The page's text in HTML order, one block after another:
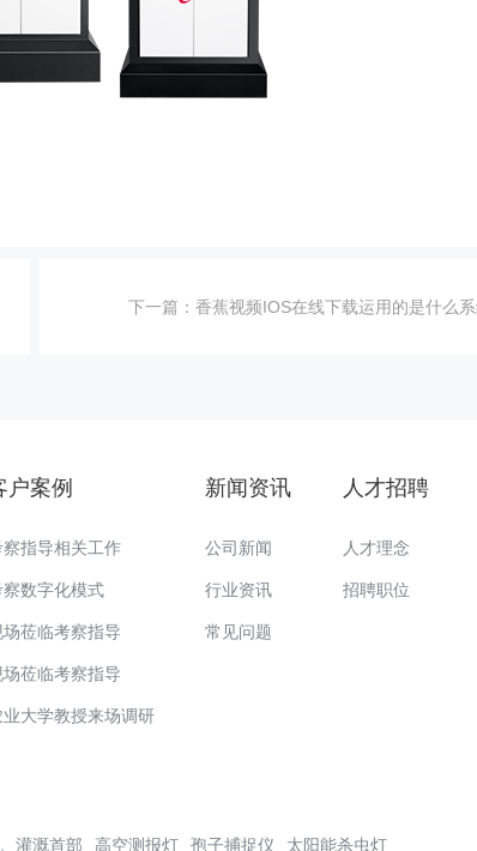
下一篇：香蕉视频IOS在线下载运用的是什么
户案例
察指导相关工作
察数字化模式
场莅临考察指导
场莅临考察指导
业大学教授来场调研
新闻资讯
公司新闻
行业资讯
常见问题
人才招聘
人才理念
招聘职位
灌溉首部 高空测报灯 孢子捕捉仪 太阳能杀虫灯